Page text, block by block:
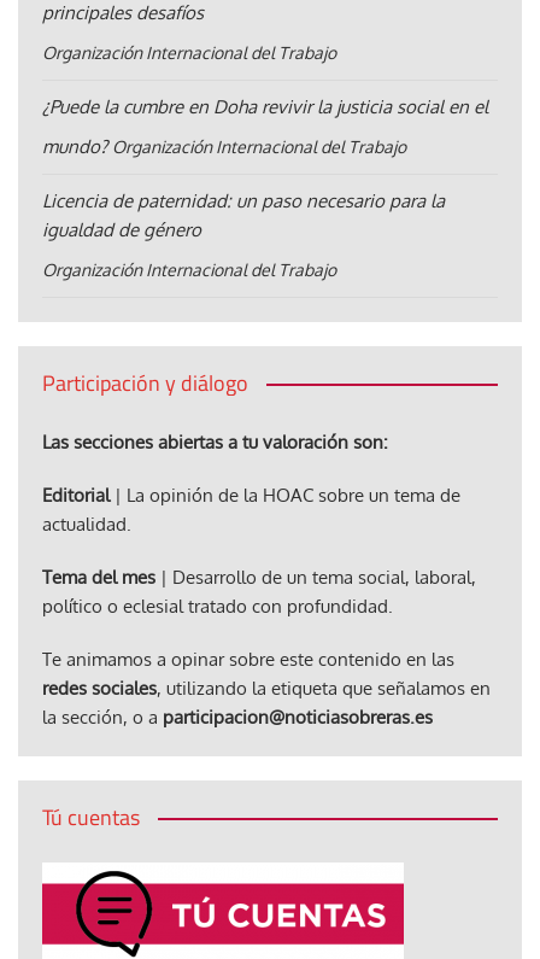
principales desafíos
Organización Internacional del Trabajo
¿Puede la cumbre en Doha revivir la justicia social en el
mundo? Organización Internacional del Trabajo
Licencia de paternidad: un paso necesario para la
igualdad de género
Organización Internacional del Trabajo
Participación y diálogo
Las secciones abiertas a tu valoración son:
Editorial| La opinión de la HOAC sobre un tema de
actualidad.
Tema del mes | Desarrollo de un tema social, laboral,
político o eclesial tratado con profundidad.
Te animamos a opinar sobre este contenido en las
redes sociales, utilizando la etiqueta que señalamos en
la sección, o a participacion@noticiasobreras.es
Tú cuentas